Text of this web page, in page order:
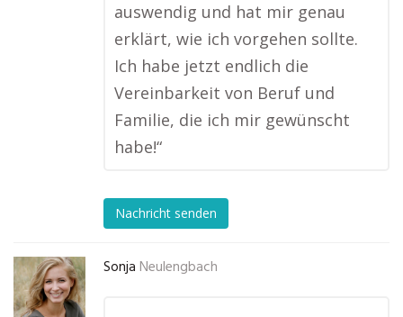
auswendig und hat mir genau
erklärt, wie ich vorgehen sollte.
Ich habe jetzt endlich die
Vereinbarkeit von Beruf und
Familie, die ich mir gewünscht
habe!“
Nachricht senden
Sonja Neulengbach